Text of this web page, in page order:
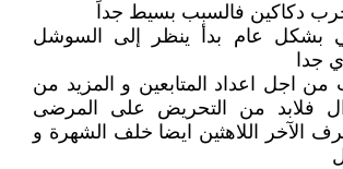
حرب دكاكين فالسبب بسيط جداً
بشكل عام بدأ ينظر إلى السوشل
جدا
اجل اعداد المتابعين و المزيد من
فلابد من التحريض على المرضى
الآخر اللاهثين ايضا خلف الشهرة و